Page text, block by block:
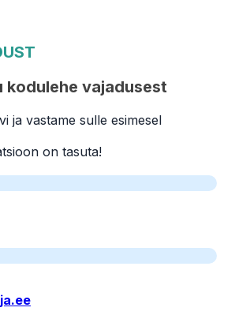
kodulehe vajadusest
ja vastame sulle esimesel
on tasuta!